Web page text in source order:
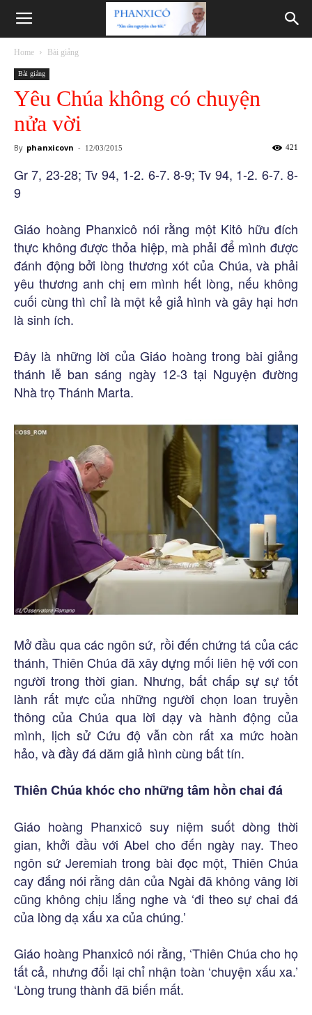
Phanxicô
Home Bài giảng
Bài giảng
Yêu Chúa không có chuyện
nửa vời
By phanxicovn - 12/03/2015 421
Gr 7, 23-28; Tv 94, 1-2. 6-7. 8-9; Tv 94, 1-2. 6-7. 8-
9
Giáo hoàng Phanxicô nói rằng một Kitô hữu đích
thực không được thỏa hiệp, mà phải để mình được
đánh động bởi lòng thương xót của Chúa, và phải
yêu thương anh chị em mình hết lòng, nếu không
cuối cùng thì chỉ là một kẻ giả hình và gây hại hơn
là sinh ích.
Đây là những lời của Giáo hoàng trong bài giảng
thánh lễ ban sáng ngày 12-3 tại Nguyện đường
Nhà trọ Thánh Marta.
Mở đầu qua các ngôn sứ, rồi đến chứng tá của các
thánh, Thiên Chúa đã xây dựng mối liên hệ với con
người trong thời gian. Nhưng, bất chấp sự sự tốt
lành rất mực của những người chọn loan truyền
thông của Chúa qua lời dạy và hành động của
mình, lịch sử Cứu độ vẫn còn rất xa mức hoàn
hảo, và đầy đá dăm giả hình cùng bất tín.
Thiên Chúa khóc cho những tâm hồn chai đá
Giáo hoàng Phanxicô suy niệm suốt dòng thời
gian, khởi đầu với Abel cho đến ngày nay. Theo
ngôn sứ Jeremiah trong bài đọc một, Thiên Chúa
cay đắng nói rằng dân của Ngài đã không vâng lời
cũng không chịu lắng nghe và ‘đi theo sự chai đá
của lòng dạ xấu xa của chúng.’
Giáo hoàng Phanxicô nói rằng, ‘Thiên Chúa cho họ
tất cả, nhưng đổi lại chỉ nhận toàn ‘chuyện xấu xa.’
‘Lòng trung thành đã biến mất.